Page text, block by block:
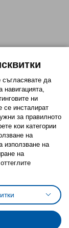
личните данни
ikea.bg
да
навигацията,
ни
се инсталират
за правилното
кои категории
на
използване на
на